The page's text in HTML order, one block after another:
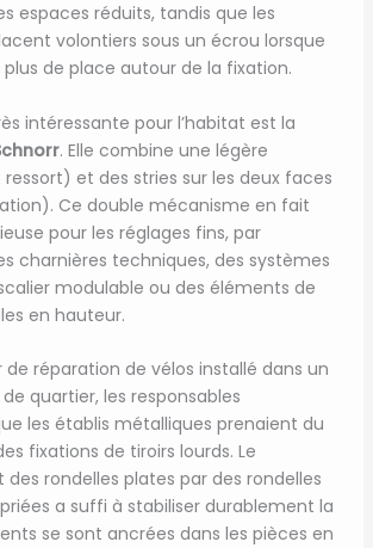
espaces réduits, tandis que les
volontiers sous un écrou lorsque
plus de place autour de la fixation.
intéressante pour l’habitat est la
. Elle combine une légère
et des stries sur les deux faces
Ce double mécanisme en fait
pour les réglages fins, par
charnières techniques, des systèmes
modulable ou des éléments de
en hauteur.
de réparation de vélos installé dans un
quartier, les responsables
les établis métalliques prenaient du
fixations de tiroirs lourds. Le
rondelles plates par des rondelles
a suffi à stabiliser durablement la
se sont ancrées dans les pièces en